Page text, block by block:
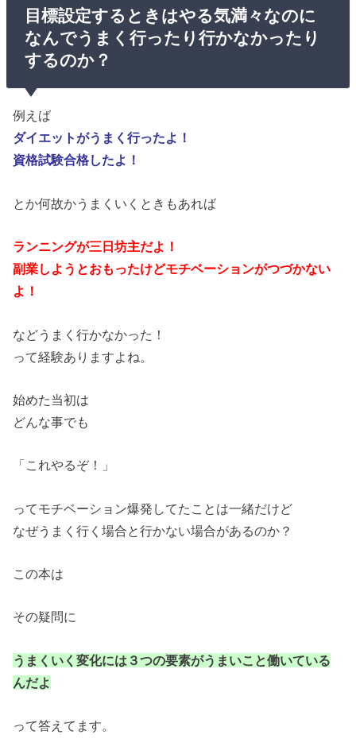
目標設定するときはやる気満々なのに
なんでうまく行ったり行かなかったり
するのか？
例えば
ダイエットがうまく行ったよ！
資格試験合格したよ！
とか何故かうまくいくときもあれば
ランニングが三日坊主だよ！
副業しようとおもったけどモチベーションがつづかない
よ！
などうまく行かなかった！
って経験ありますよね。
始めた当初は
どんな事でも
「これやるぞ！」
ってモチベーション爆発してたことは一緒だけど
なぜうまく行く場合と行かない場合があるのか？
この本は
その疑問に
うまくいく変化には３つの要素がうまいこと働いている
んだよ
って答えてます。